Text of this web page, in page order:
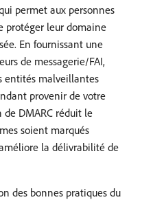
permet aux personnes
protéger leur domaine
En fournissant une
de messagerie/FAI,
entités malveillantes
provenir de votre
DMARC réduit le
soient marqués
la délivrabilité de
des bonnes pratiques du